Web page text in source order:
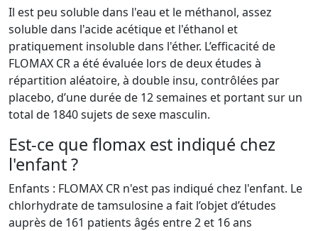
Il est peu soluble dans l'eau et le méthanol, assez
soluble dans l'acide acétique et l'éthanol et
pratiquement insoluble dans l'éther. L’efficacité de
FLOMAX CR a été évaluée lors de deux études à
répartition aléatoire, à double insu, contrôlées par
placebo, d’une durée de 12 semaines et portant sur un
total de 1840 sujets de sexe masculin.
Est-ce que flomax est indiqué chez
l'enfant ?
Enfants : FLOMAX CR n'est pas indiqué chez l'enfant. Le
chlorhydrate de tamsulosine a fait l’objet d’études
auprès de 161 patients âgés entre 2 et 16 ans